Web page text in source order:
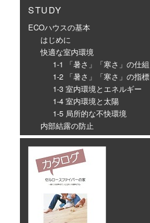
STUDY
ECOハウスの基本
はじめに
快適な室内環境
1-1 「暑さ」「寒さ」の仕組
1-2 「暑さ」「寒さ」の指標
1-3 室内環境とエネルギー
1-4 室内環境と太陽
1-5 局所的な不快環境
内部結露の防止